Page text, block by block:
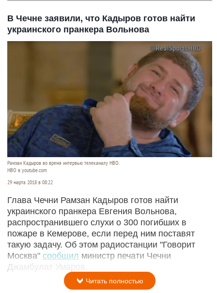
В Чечне заявили, что Кадыров готов найти
украинского пранкера Вольнова
Рамзан Кадыров во время интервью телеканалу HBO.
HBO в youtube.com
29 марта 2018 в 08:22
Глава Чечни Рамзан Кадыров готов найти
украинского пранкера Евгения Вольнова,
распространившего слухи о 300 погибших в
пожаре в Кемерове, если перед ним поставят
такую задачу. Об этом радиостанции "Говорит
Москва" сообщил министр печати Чечни
Джамбулат Умаров.
Читать полностью